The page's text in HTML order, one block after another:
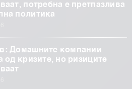
потребна е претпазлива
политика
Домашните компании
од кризите, но ризиците